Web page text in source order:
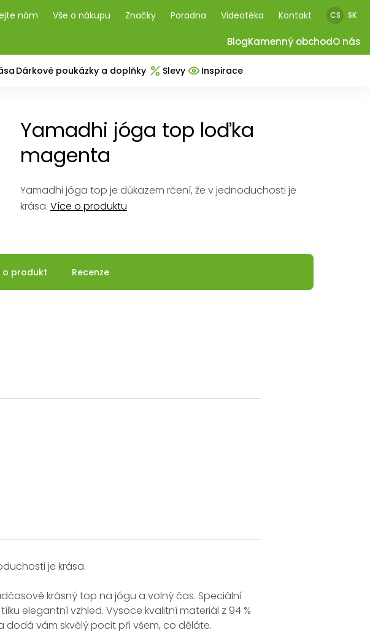
nám Vše o nákupu Značky Poradna Videotéka Kontakt CS SK
BlogKamenný obchodO nás
Dárkové poukázky a doplňky Slevy Inspirace
Yamadhi jóga top loďka
magenta
Yamadhi jóga top je důkazem rčení, že v jednoduchosti je
krása. Více o produktu
o produkt Recenze
je krása.
krásný top na jógu a volný čas. Speciální
elegantní vzhled. Vysoce kvalitní materiál z 94 %
dodá vám skvělý pocit při všem, co děláte.